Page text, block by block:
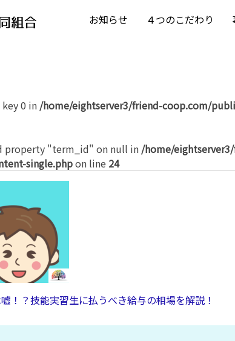
お知らせ ４つのこだわり
0 in /home/eightserver3/friend-coop.com/
property "term_id" on null in /home/
single.phpon line 24
！？技能実習生に払うべき給与の相場を解説！